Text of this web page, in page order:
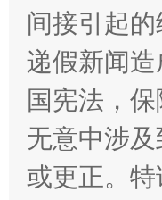
揭开“小金库
间接引起
递假新闻
国宪法，
无意中涉
或更正。